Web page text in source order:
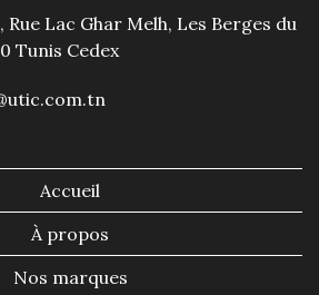
Accueil
À propos
Nos marques
Rue Lac Ghar Melh, Les Berges du
Tunis Cedex